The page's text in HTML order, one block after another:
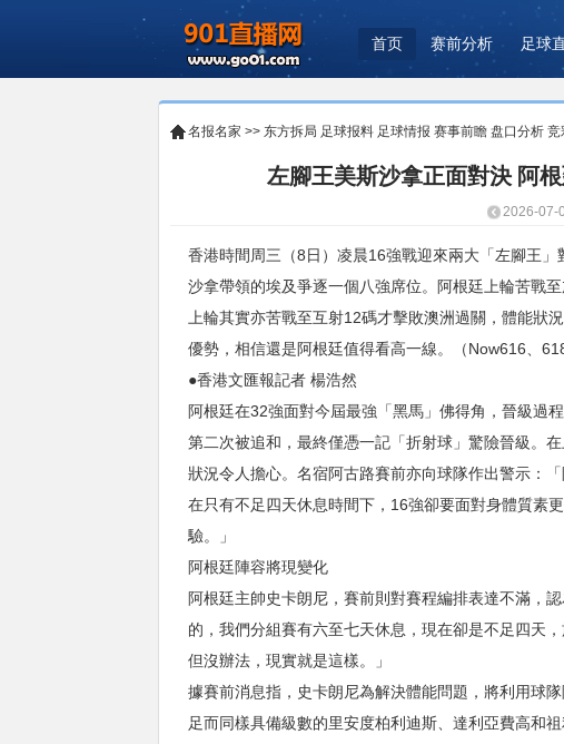
首页 赛前分析 足球
名报名家 >> 东方拆局 足球报料 足球情报 赛事前瞻 盘口分析 竞
左腳王美斯沙拿正面對決 阿
2026-07-
香港時間周三（8日）凌晨16強戰迎來兩大「左腳王
沙拿帶領的埃及爭逐一個八強席位。阿根廷上輪苦戰
上輪其實亦苦戰至互射12碼才擊敗澳洲過關，體能狀
優勢，相信還是阿根廷值得看高一線。（Now616、
●香港文匯報記者 楊浩然
阿根廷在32強面對今屆最強「黑馬」佛得角，晉級過
第二次被追和，最終僅憑一記「折射球」驚險晉級。
狀況令人擔心。名宿阿古路賽前亦向球隊作出警示：
在只有不足四天休息時間下，16強卻要面對身體質素
驗。」
阿根廷陣容將現變化
阿根廷主帥史卡朗尼，賽前則對賽程編排表達不滿，
的，我們分組賽有六至七天休息，現在卻是不足四天
但沒辦法，現實就是這樣。」
據賽前消息指，史卡朗尼為解決體能問題，將利用球
足而同樣具備級數的里安度柏利迪斯、達利亞費高和